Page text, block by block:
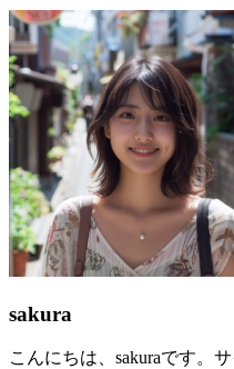
sakura
こんにちは、sakuraです。